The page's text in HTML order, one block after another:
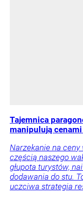
Tajemnica
manipulują
Narzekanie na
częścią naszego
głupota turystów,
dodawania do stu.
uczciwa strategia